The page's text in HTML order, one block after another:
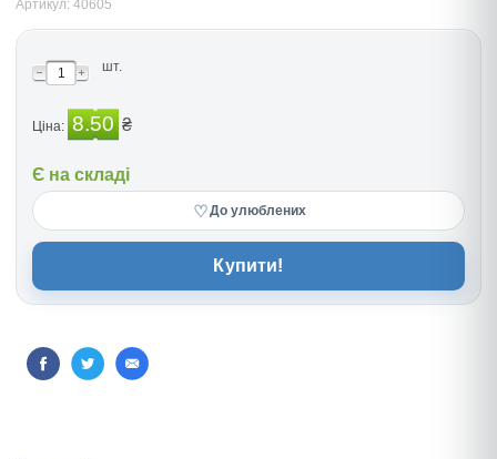
Артикул: 40605
шт.
Ціна: 8.50 ₴
Є на складі
♡До улюблених
Купити!